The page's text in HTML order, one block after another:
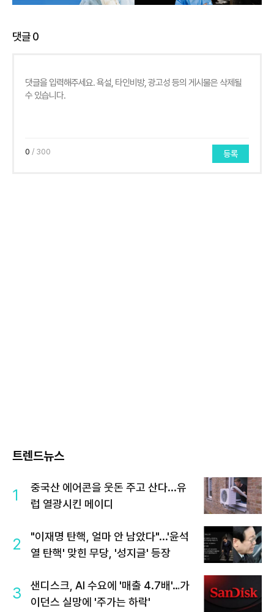
댓글0
0 / 300 등록
트렌드뉴스
1
중국산 에어콘을 웃돈 주고 산다...유
럽 열광시킨 메이디
2
"이재명 탄핵, 얼마 안 남았다"...'윤석
열 탄핵' 맞힌 무당, '성지글' 등장
3
샌디스크, AI 수요에 '매출 4.7배'…가
이던스 실망에 '주가는 하락'